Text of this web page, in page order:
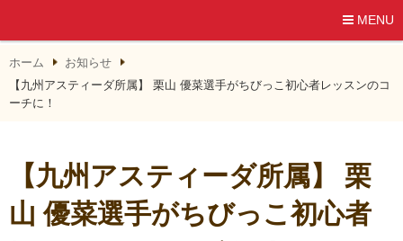
MENU
ホーム
お知らせ
【九州アスティーダ所属】 栗山 優菜選手がちびっこ初心者レッスンのコ
ーチに！
【九州アスティーダ所属】 栗
山 優菜選手がちびっこ初心者